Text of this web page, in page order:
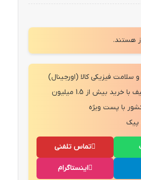
هستند.
سلامت فیزیکی کالا (اورجینال)
بیش از 1.5 میلیون
با پست ویژه
پیک
تماس تلفنی
اینستاگرام